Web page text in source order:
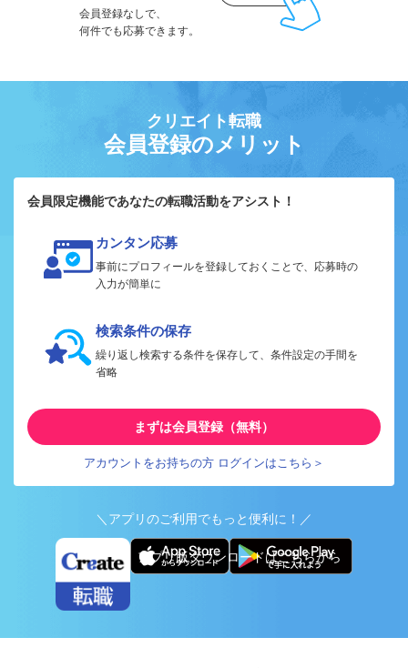
会員登録なしで、
何件でも応募できます。
クリエイト転職
会員登録のメリット
会員限定機能であなたの転職活動をアシスト！
カンタン応募
事前にプロフィールを登録しておくことで、応募時の
入力が簡単に
検索条件の保存
繰り返し検索する条件を保存して、条件設定の手間を
省略
まずは会員登録（無料）
アカウントをお持ちの方 ログインはこちら＞
＼アプリのご利用でもっと便利に！／
アプリ版ダウンロードはこちらから